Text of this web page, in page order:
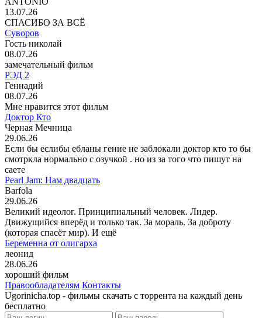
13.07.26
СПАСИБО ЗА ВСЁ
Суворов
Гость николай
08.07.26
замечательный фильм
РЭД 2
Геннадий
08.07.26
Мне нравится этот фильм
Доктор Кто
Черная Мечница
29.06.26
Если бы еслибы ебланы гение не заблокали доктор кто то бы
смотркла нормально с озучкой . но из за того что пишут на
саете
Pearl Jam: Нам двадцать
Barfola
29.06.26
Великий идеолог. Принципиальный человек. Лидер.
Движущийся вперёд и только так. За мораль. За доброту
(которая спасёт мир). И ещё
Беременна от олигарха
леонид
28.06.26
хороший фильм
Правообладателям Контакты
Ugorinicha.top - фильмы скачать с торрента на каждый день
бесплатно